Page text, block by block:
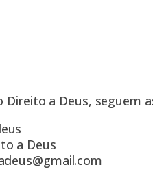
Direito a Deus, seguem
a Deus